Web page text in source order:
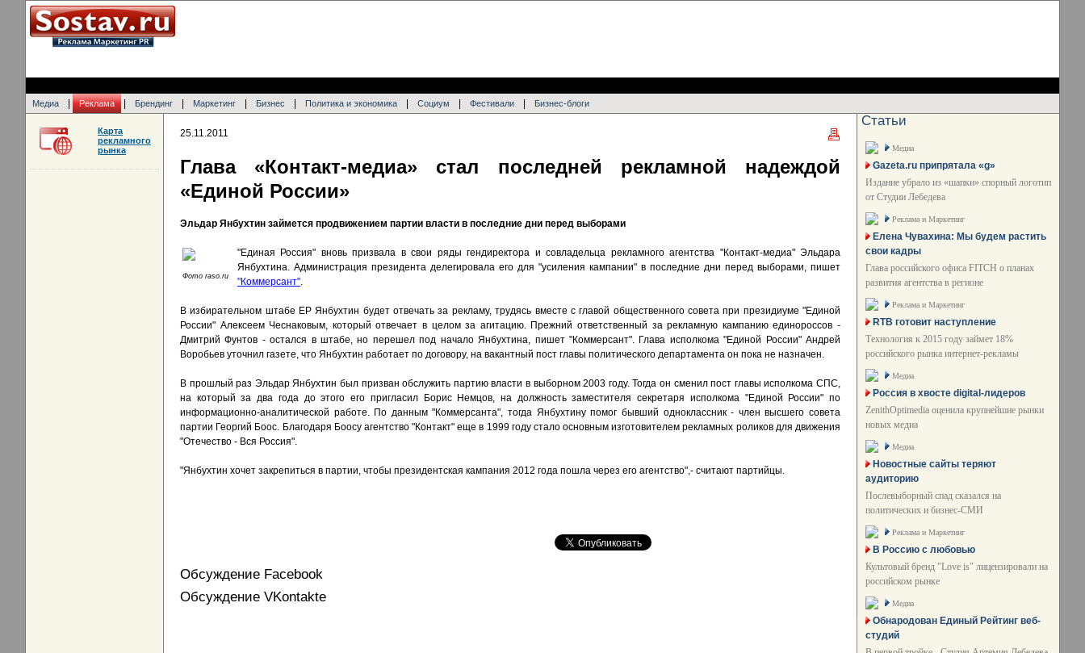
Медиа Реклама Брендинг Маркетинг Бизнес Политика и экономика Социум Фестивали Бизнес-блоги
25.11.2011
Глава «Контакт-медиа» стал последней рекламной надеждой
«Единой России»
Эльдар Янбухтин займется продвижением партии власти в последние дни перед выборами
Фото raso.ru
"Единая Россия" вновь призвала в свои ряды гендиректора и совладельца рекламного агентства "Контакт-медиа" Эльдара
Янбухтина. Администрация президента делегировала его для "усиления кампании" в последние дни перед выборами, пишет
"Коммерсант".
В избирательном штабе ЕР Янбухтин будет отвечать за рекламу, трудясь вместе с главой общественного совета при президиуме "Единой
России" Алексеем Чеснаковым, который отвечает в целом за агитацию. Прежний ответственный за рекламную кампанию единороссов -
Дмитрий Фунтов - остался в штабе, но перешел под начало Янбухтина, пишет "Коммерсант". Глава исполкома "Единой России" Андрей
Воробьев уточнил газете, что Янбухтин работает по договору, на вакантный пост главы политического департамента он пока не назначен.
В прошлый раз Эльдар Янбухтин был призван обслужить партию власти в выборном 2003 году. Тогда он сменил пост главы исполкома СПС,
на который за два года до этого его пригласил Борис Немцов, на должность заместителя секретаря исполкома "Единой России" по
информационно-аналитической работе. По данным "Коммерсанта", тогда Янбухтину помог бывший одноклассник - член высшего совета
партии Георгий Боос. Благодаря Боосу агентство "Контакт" еще в 1999 году стало основным изготовителем рекламных роликов для движения
"Отечество - Вся Россия".
"Янбухтин хочет закрепиться в партии, чтобы президентская кампания 2012 года пошла через его агентство",- считают партийцы.
Обсуждение Facebook
Обсуждение VKontakte
Карта
рекламного
рынка
Статьи
Медиа
Gazeta.ru припрятала «g»
Издание убрало из «шапки» спорный логотип
от Студии Лебедева
Реклама и Маркетинг
Елена Чувахина: Мы будем растить
свои кадры
Глава российского офиса FITCH о планах
развития агентства в регионе
Реклама и Маркетинг
RTB готовит наступление
Технология к 2015 году займет 18%
российского рынка интернет-рекламы
Медиа
Россия в хвосте digital-лидеров
ZenithOptimedia оценила крупнейшие рынки
новых медиа
Медиа
Новостные сайты теряют
аудиторию
Послевыборный спад сказался на
политических и бизнес-СМИ
Реклама и Маркетинг
В Россию с любовью
Культовый бренд "Love is" лицензировали на
российском рынке
Медиа
Обнародован Единый Рейтинг веб-
студий